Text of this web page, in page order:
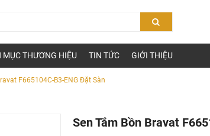
MỤC THƯƠNG HIỆU TIN TỨC GIỚI THIỆU
F665104C-B3-ENG Đặt Sàn
Sen Tắm Bồn Bravat